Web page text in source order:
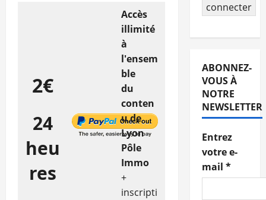
2€
24
heu
res
Accès
illimité
à
l'ensem
ble
du
conten
u de
Lyon
Pôle
Immo
+
inscripti
connecter
ABONNEZ-
VOUS À
NOTRE
NEWSLETTER
Entrez
votre e-
mail *